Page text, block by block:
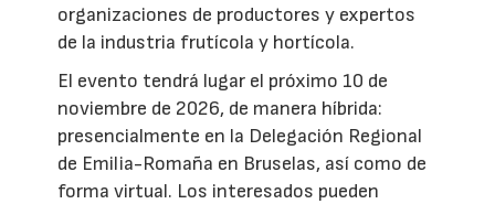
organizaciones de productores y expertos
de la industria frutícola y hortícola.
El evento tendrá lugar el próximo 10 de
noviembre de 2026, de manera híbrida:
presencialmente en la Delegación Regional
de Emilia-Romaña en Bruselas, así como de
forma virtual. Los interesados pueden